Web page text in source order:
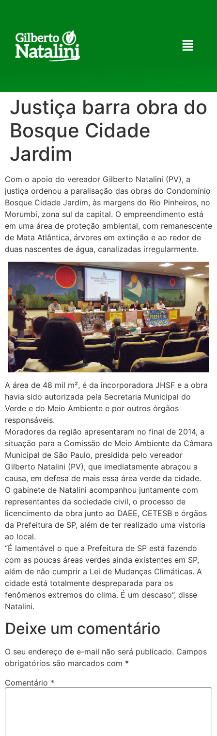
Justiça barra obra do
Bosque Cidade
Jardim
Com o apoio do vereador Gilberto Natalini (PV), a
justiça ordenou a paralisação das obras do Condomínio
Bosque Cidade Jardim, às margens do Rio Pinheiros, no
Morumbi, zona sul da capital. O empreendimento está
em uma área de proteção ambiental, com remanescente
de Mata Atlântica, árvores em extinção e ao redor de
duas nascentes de água, canalizadas irregularmente.
A área de 48 mil m², é da incorporadora JHSF e a obra
havia sido autorizada pela Secretaria Municipal do
Verde e do Meio Ambiente e por outros órgãos
responsáveis.
Moradores da região apresentaram no final de 2014, a
situação para a Comissão de Meio Ambiente da Câmara
Municipal de São Paulo, presidida pelo vereador
Gilberto Natalini (PV), que imediatamente abraçou a
causa, em defesa de mais essa área verde da cidade.
O gabinete de Natalini acompanhou juntamente com
representantes da sociedade civil, o processo de
licencimento da obra junto ao DAEE, CETESB e órgãos
da Prefeitura de SP, além de ter realizado uma vistoria
ao local.
“É lamentável o que a Prefeitura de SP está fazendo
com as poucas áreas verdes ainda existentes em SP,
além de não cumprir a Lei de Mudanças Climáticas. A
cidade está totalmente despreparada para os
fenômenos extremos do clima. É um descaso”, disse
Natalini.
Deixe um comentário
O seu endereço de e-mail não será publicado. Campos
obrigatórios são marcados com *
Comentário *